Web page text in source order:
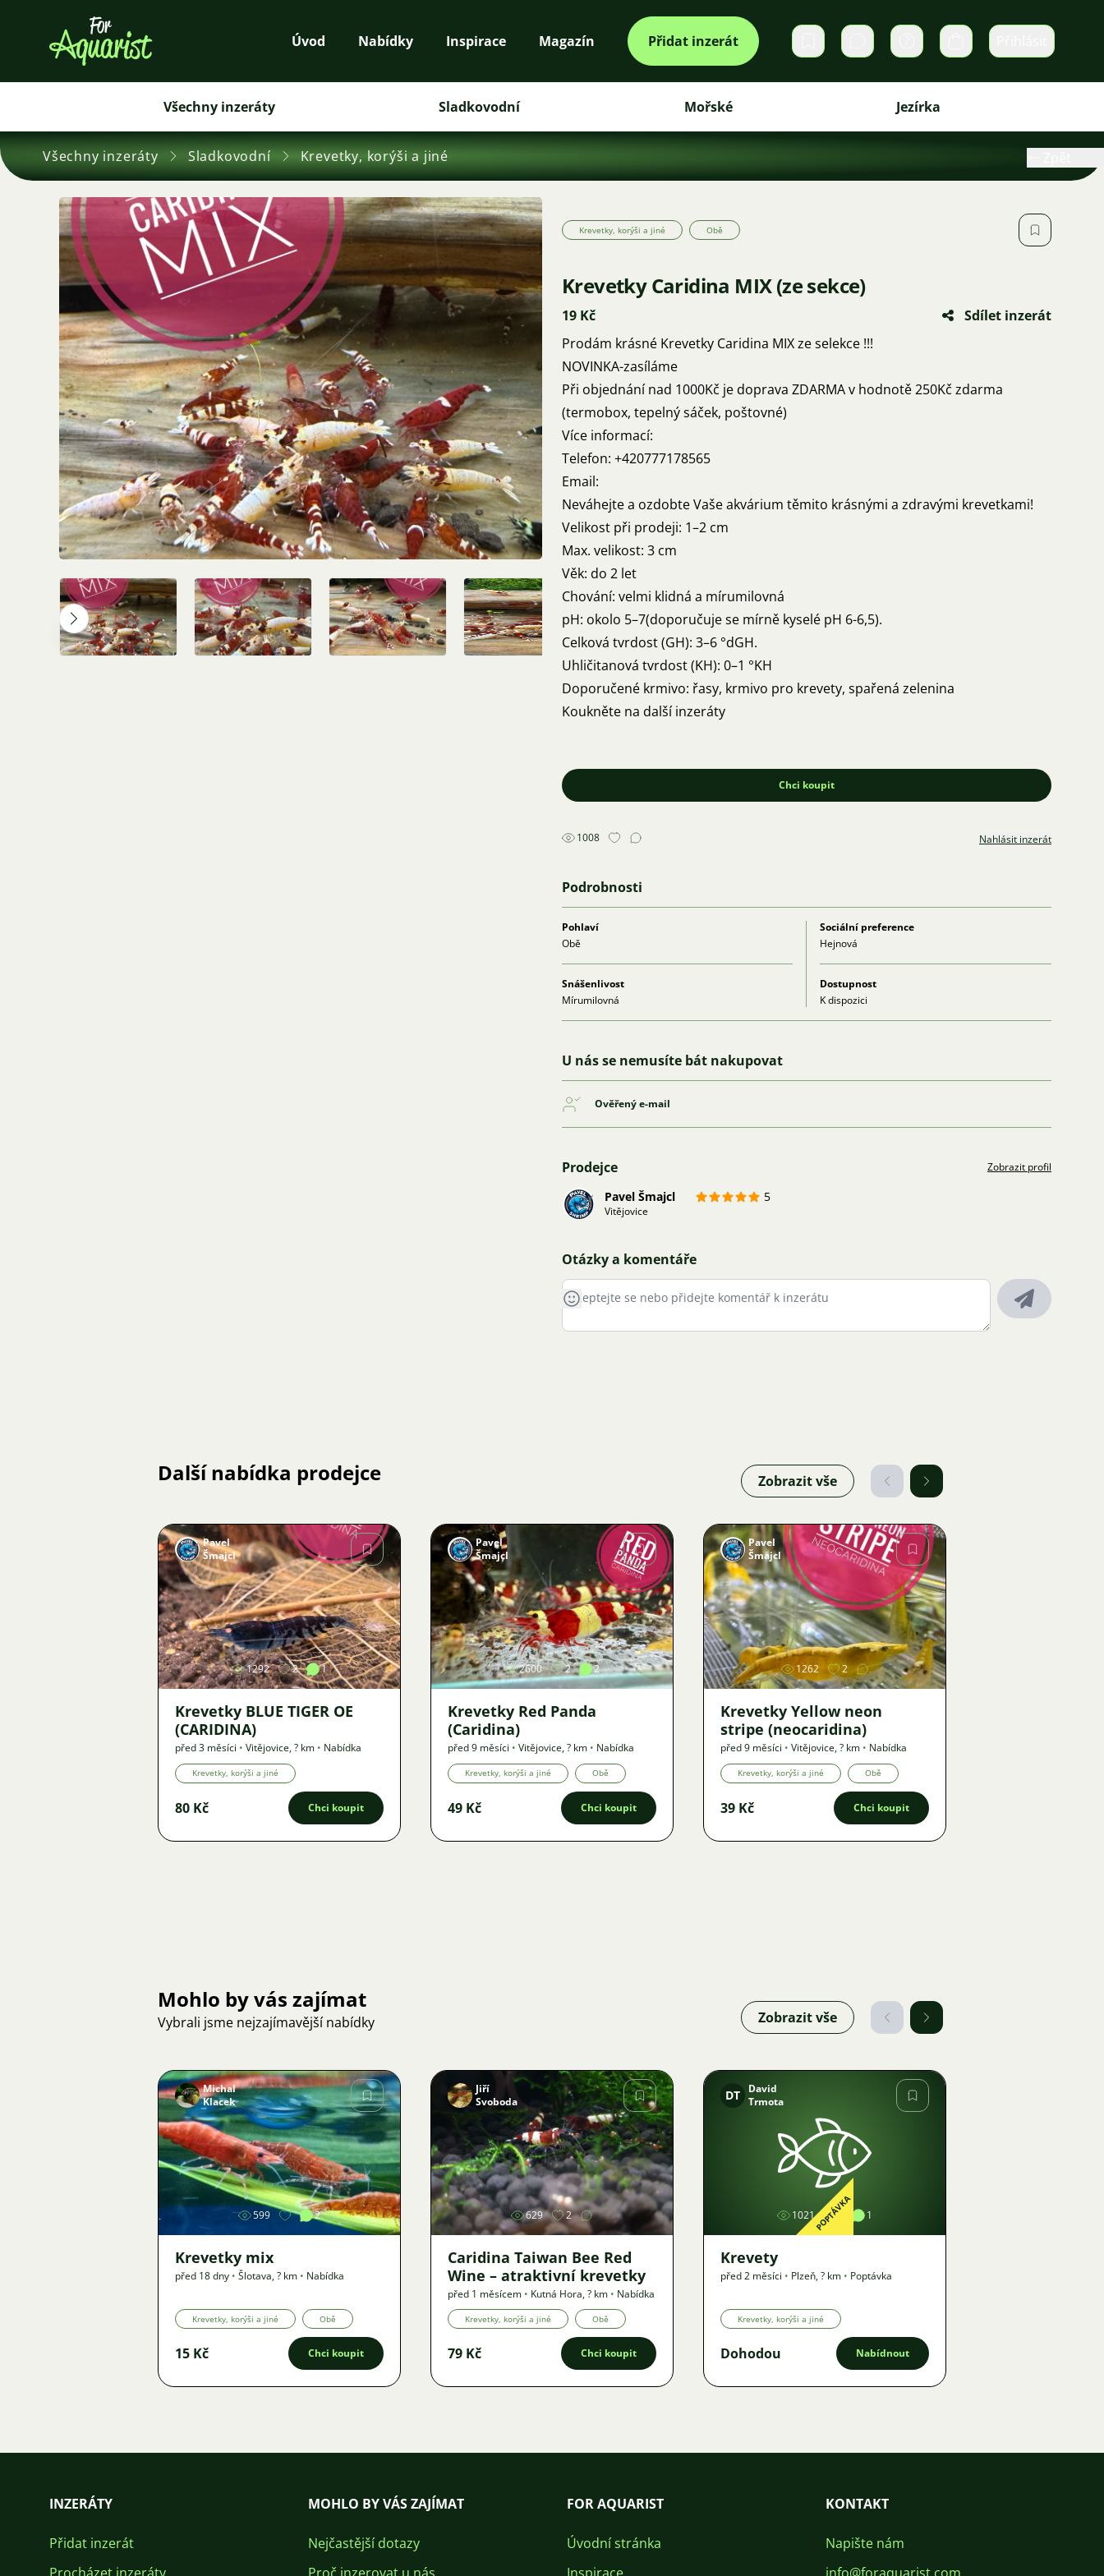
Úvod Nabídky Inspirace Magazín Přidat inzerát Soukromé zprávy Košík
Všechny inzeráty Sladkovodní Mořské Jezírka
Všechny inzeráty Sladkovodní Krevetky, korýši a jiné
Krevetky, korýši a jiné Obě
Krevetky Caridina MIX (ze sekce)
19 Kč
Sdílet inzerát
Prodám krásné Krevetky Caridina MIX ze selekce !!!
NOVINKA-zasíláme
Při objednání nad 1000Kč je doprava ZDARMA v hodnotě 250Kč zdarma
(termobox, tepelný sáček, poštovné)
Více informací:
Telefon: +420777178565
Email:
Neváhejte a ozdobte Vaše akvárium těmito krásnými a zdravými krevetkami!
Velikost při prodeji: 1–2 cm
Max. velikost: 3 cm
Věk: do 2 let
Chování: velmi klidná a mírumilovná
pH: okolo 5–7(doporučuje se mírně kyselé pH 6-6,5).
Celková tvrdost (GH): 3–6 °dGH.
Uhličitanová tvrdost (KH): 0–1 °KH
Doporučené krmivo: řasy, krmivo pro krevety, spařená zelenina
Koukněte na další inzeráty
Chci koupit
1008 Nahlásit inzerát
Podrobnosti
Pohlaví
Obě
Sociální preference
Hejnová
Snášenlivost
Mírumilovná
Dostupnost
K dispozici
U nás se nemusíte bát nakupovat
Ověřený e-mail
Prodejce Zobrazit profil
Pavel Šmajcl 5
Vitějovice
Otázky a komentáře
Další nabídka prodejce Zobrazit vše
Obrázek
Pavel
Šmajcl
1292 2 1
Krevetky BLUE TIGER OE
(CARIDINA)
před 3 měsíci • Vitějovice,? km • Nabídka
Krevetky, korýši a jiné
80 Kč Chci koupit
Obrázek
Pavel
Šmajcl
2600 2 2
Krevetky Red Panda
(Caridina)
před 9 měsíci • Vitějovice,? km • Nabídka
Krevetky, korýši a jiné Obě
49 Kč Chci koupit
Obrázek
Pavel
Šmajcl
1262 2
Krevetky Yellow neon
stripe (neocaridina)
před 9 měsíci • Vitějovice,? km • Nabídka
Krevetky, korýši a jiné Obě
39 Kč Chci koupit
Mohlo by vás zajímat
Vybrali jsme nejzajímavější nabídky Zobrazit vše
Obrázek
Michal
Klacek
599 2
Krevetky mix
před 18 dny • Šlotava,? km • Nabídka
Krevetky, korýši a jiné Obě
15 Kč Chci koupit
Obrázek
Jiří
Svoboda
629 2
Caridina Taiwan Bee Red
Wine – atraktivní krevetky
před 1 měsícem • Kutná Hora,? km • Nabídka
Krevetky, korýši a jiné Obě
79 Kč Chci koupit
Obrázek
DT
David
Trmota
1021 1 1
POPTÁVKA
Krevety
před 2 měsíci • Plzeň,? km • Poptávka
Krevetky, korýši a jiné
Dohodou Nabídnout
INZERÁTY
Přidat inzerát
MOHLO BY VÁS ZAJÍMAT
Nejčastější dotazy
FOR AQUARIST
Úvodní stránka
KONTAKT
Napište nám